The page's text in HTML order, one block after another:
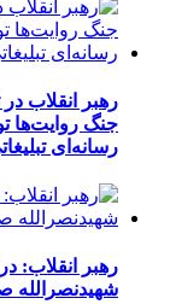
رهبر انقلاب
جنگ روایت‌ها
رسانه‌ای
رهبر انقلاب:
شهیدنصرالله